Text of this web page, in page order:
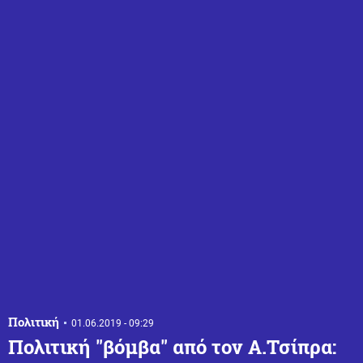
Πολιτική 01.06.2019 - 09:29
Πολιτική "βόμβα" από τον Α.Τσίπρα: